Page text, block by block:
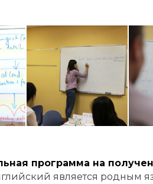
программа на
является родным